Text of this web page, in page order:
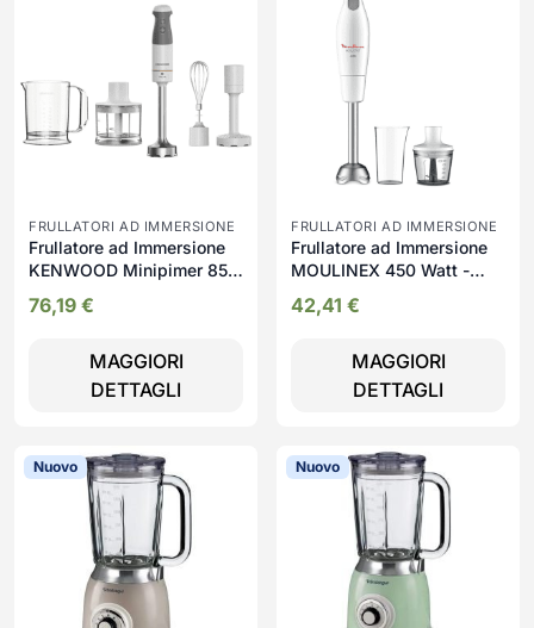
FRULLATORI AD IMMERSIONE
Frullatore ad Immersione
KENWOOD Minipimer 850
76,19 €
MAGGIORI
DETTAGLI
FRULLATORI AD IMMERSIONE
Frullatore ad Immersione
MOULINEX 450 Watt -
42,41 €
MAGGIORI
DETTAGLI
Nuovo Nuovo